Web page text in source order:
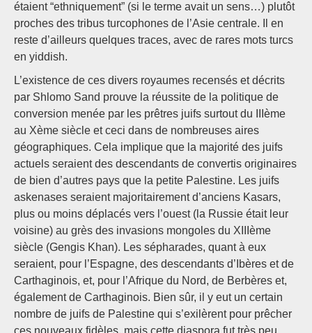
étaient “ethniquement” (si le terme avait un sens…) plutôt
proches des tribus turcophones de l’Asie centrale. Il en
reste d’ailleurs quelques traces, avec de rares mots turcs
en yiddish.
L’existence de ces divers royaumes recensés et décrits
par Shlomo Sand prouve la réussite de la politique de
conversion menée par les prêtres juifs surtout du IIIème
au Xème siècle et ceci dans de nombreuses aires
géographiques. Cela implique que la majorité des juifs
actuels seraient des descendants de convertis originaires
de bien d’autres pays que la petite Palestine. Les juifs
askenases seraient majoritairement d’anciens Kasars,
plus ou moins déplacés vers l’ouest (la Russie était leur
voisine) au grès des invasions mongoles du XIIIème
siècle (Gengis Khan). Les sépharades, quant à eux
seraient, pour l’Espagne, des descendants d’Ibères et de
Carthaginois, et, pour l’Afrique du Nord, de Berbères et,
également de Carthaginois. Bien sûr, il y eut un certain
nombre de juifs de Palestine qui s’exilèrent pour prêcher
ces nouveaux fidèles, mais cette diaspora fut très peu